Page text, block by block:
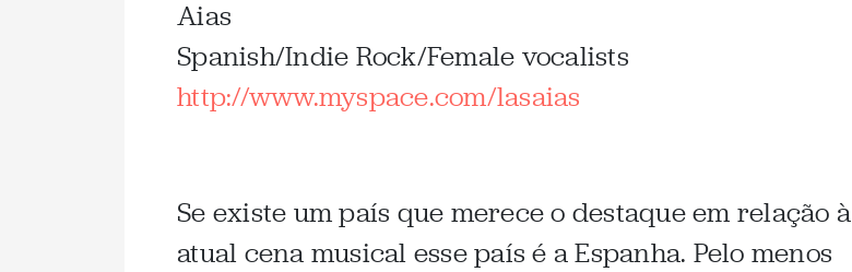
Aias
Spanish/Indie Rock/Female vocalists
http://www.myspace.com/lasaias
Se existe um país que merece o destaque em relação à
atual cena musical esse país é a Espanha. Pelo menos